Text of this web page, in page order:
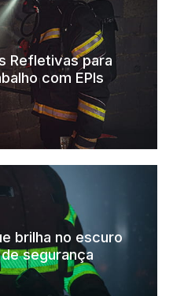
Refletivas para
com EPIs
brilha no escuro
segurança